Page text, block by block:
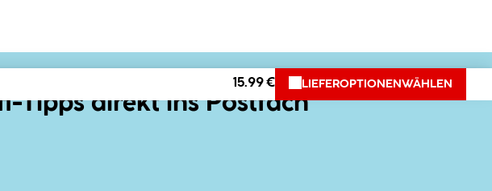
15.99 € LIEFEROPTIONEN WÄHLEN
Tipps direkt ins Postfach